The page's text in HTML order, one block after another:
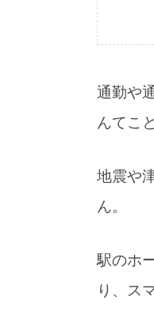
通勤や
んてこ
地震や
ん。
駅のホ
り、ス